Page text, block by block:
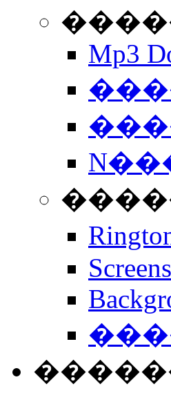
Mp3